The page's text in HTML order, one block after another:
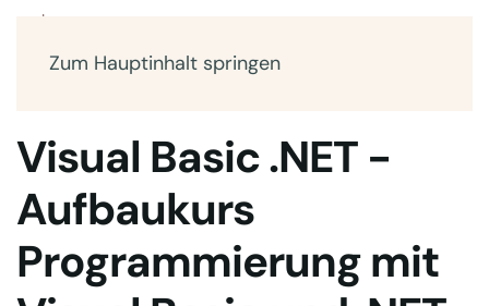
Zum Hauptinhalt springen
Visual Basic .NET -
Aufbaukurs
Programmierung mit